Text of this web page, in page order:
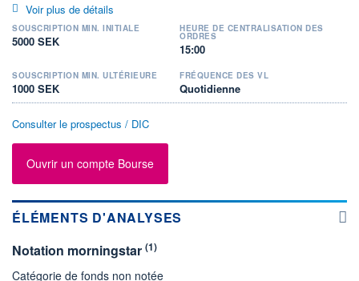
Voir plus de détails
SOUSCRIPTION MIN. INITIALE
5000 SEK
HEURE DE CENTRALISATION DES
ORDRES
15:00
SOUSCRIPTION MIN. ULTÉRIEURE
1000 SEK
FRÉQUENCE DES VL
Quotidienne
Consulter le prospectus / DIC
Ouvrir un compte Bourse
ÉLÉMENTS D'ANALYSES
Notation morningstar (1)
Catégorie de fonds non notée